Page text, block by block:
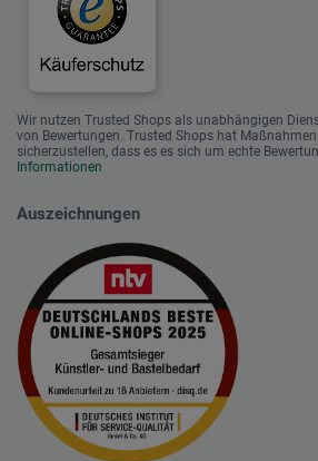
Wir nutzen Trusted Shops als unabhängigen
von Bewertungen. Trusted Shops hat
sicherzustellen, dass es es sich um echte
Informationen
Auszeichnungen